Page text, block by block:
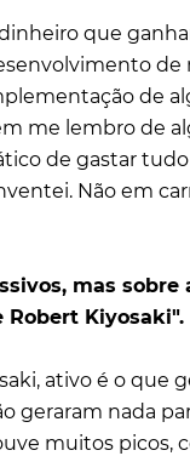
que
de
de
me lembro de
de gastar
Não em
mas sobre
Robert Kiyosaki".
ativo é o que
geraram nada
muitos picos,